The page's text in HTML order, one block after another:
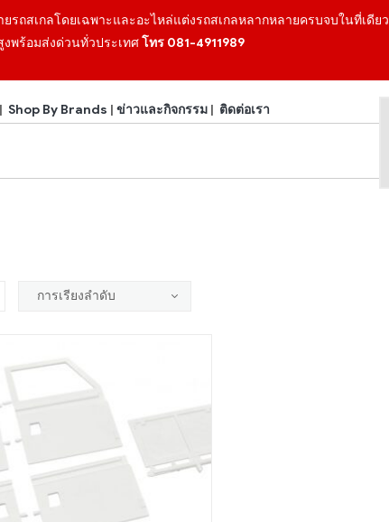
รถสเกลโดยเฉพาะและอะไหล่แต่งรถสเกลหลากหลายครบจบในที่เดียว
พร้อมส่งด่วนทั่วประเทศโทร 081-4911989
| Shop By Brands | ข่าวและกิจกรรม| ติดต่อเรา